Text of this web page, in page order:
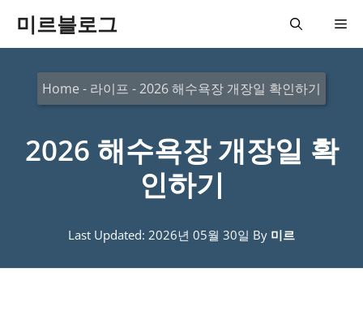
미르블로그 메
Home - 라이프 -2026 해수욕장 개장일 확인하기
2026 해수욕장 개장일 확
인하기
Last Updated: 2026년 05월 30일 By 미르